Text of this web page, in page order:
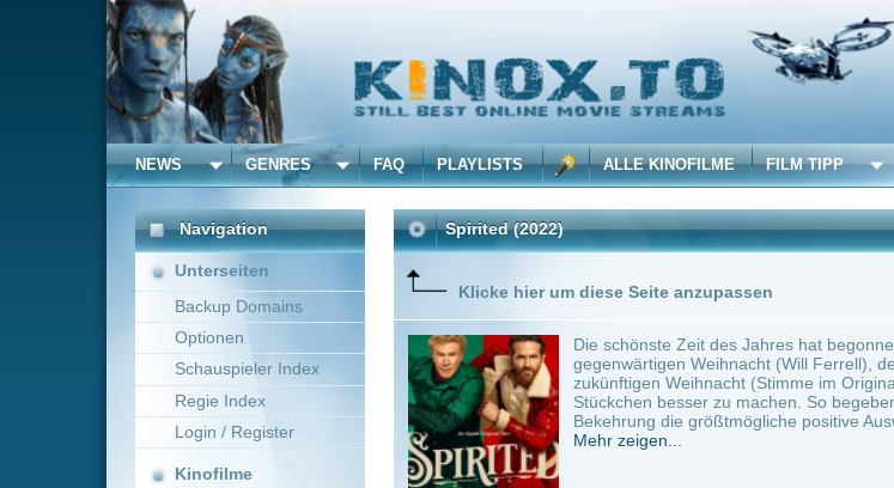
NEWS GENRES FAQ
Navigation
Unterseiten
Backup Domains
Optionen
Schauspieler Index
Regie Index
Login / Register
Kinofilme
Alle Kinofilme
Spirited (2022)
Klicke hier um diese Seite anzupassen
Die schönste Zeit des Jahres hat begonnen und wie jedes Jahr
gegenwärtigen Weihnacht (Will Ferrell), der Geist der
zukünftigen Weihnacht (Stimme im Original: Tracy Morgan)
Stückchen besser zu machen. So begeben sie sich gemeinsam
Bekehrung die größtmögliche positive Auswirkung für die Zukunft
Mehr zeigen...
Komödie 0